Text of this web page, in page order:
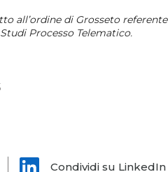
all’ordine di Grosseto
Processo Telematico.
Condividi su LinkedIn